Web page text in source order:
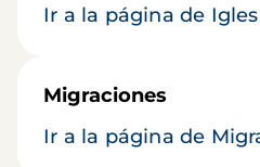
Ir a la página de
Migraciones
Ir a la página de